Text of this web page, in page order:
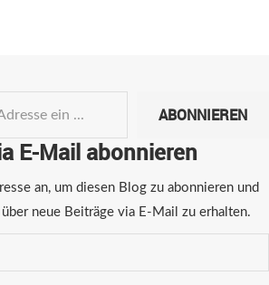
ABONNIEREN
E-Mail abonnieren
an, um diesen Blog zu abonnieren und
neue Beiträge via E-Mail zu erhalten.